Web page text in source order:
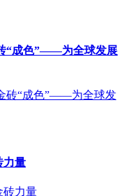
“成色”——为全球发展
力量